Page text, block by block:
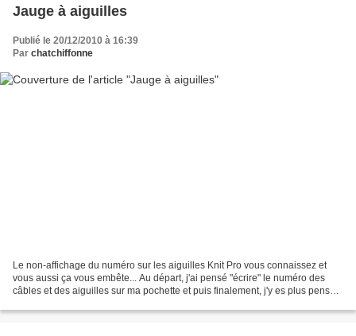
Jauge à aiguilles
Publié le 20/12/2010 à 16:39
Par chatchiffonne
Le non-affichage du numéro sur les aiguilles Knit Pro vous connaissez et
vous aussi ça vous embête... Au départ, j'ai pensé "écrire" le numéro des
câbles et des aiguilles sur ma pochette et puis finalement, j'y es plus pensé